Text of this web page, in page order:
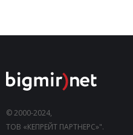
© 2000-2024,
ТОВ «КЕПРЕЙТ ПАРТНЕРС»".